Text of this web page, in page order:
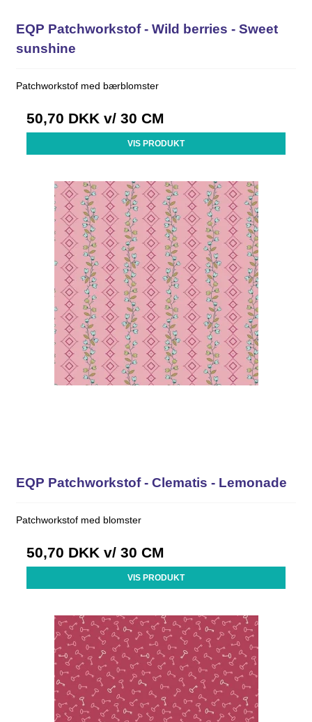
EQP Patchworkstof - Wild berries - Sweet
sunshine
Patchworkstof med bærblomster
50,70 DKK v/ 30 CM
VIS PRODUKT
EQP Patchworkstof - Clematis - Lemonade
Patchworkstof med blomster
50,70 DKK v/ 30 CM
VIS PRODUKT